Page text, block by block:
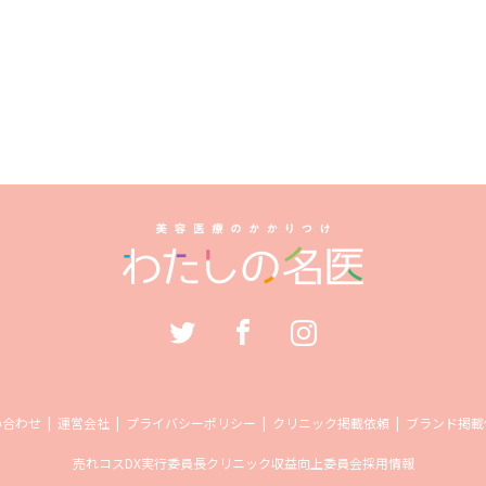
わせ 運営会社 プライバシーポリシー クリニック掲載依頼 ブランド掲
売れコスDX実行委員長クリニック収益向上委員会採用情報